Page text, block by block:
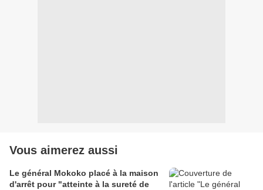
Vous aimerez aussi
Le général Mokoko placé à la maison
d'arrêt pour "atteinte à la sureté de